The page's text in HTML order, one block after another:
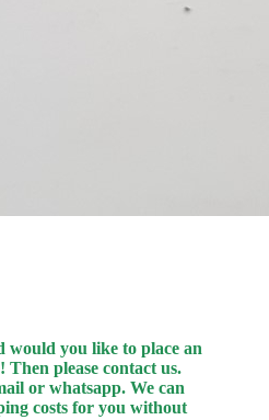
would you like to place an
Then please contact us.
or whatsapp. We can
costs for you without